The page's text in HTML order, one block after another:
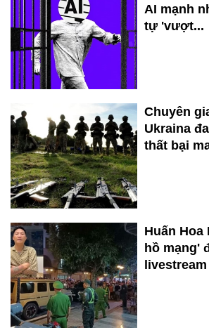
AI mạnh
tự 'vượt...
Chuyên
Ukraina
thất bại
Huấn Hoa
hồ mạng'
livestream